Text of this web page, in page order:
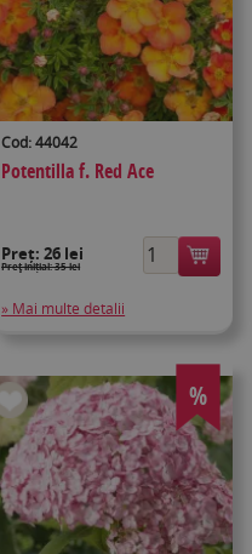
Cod: 44042
Potentilla f. Red Ace
Preț:26 lei
Preţ inițial: 35 lei
» Mai multe detalii
%